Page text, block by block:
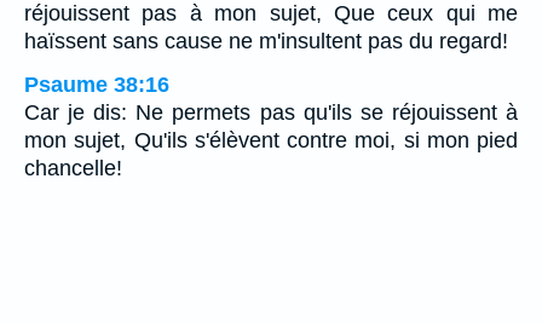
réjouissent pas à mon sujet, Que ceux qui me
haïssent sans cause ne m'insultent pas du regard!
Psaume 38:16
Car je dis: Ne permets pas qu'ils se réjouissent à
mon sujet, Qu'ils s'élèvent contre moi, si mon pied
chancelle!